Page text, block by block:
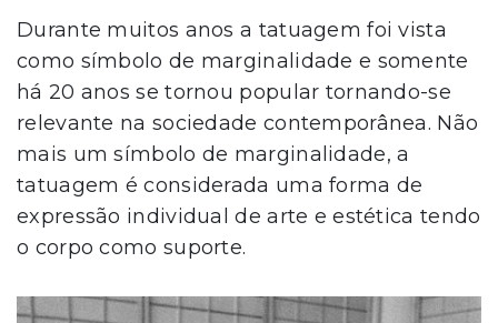
Durante muitos anos a tatuagem foi vista
como símbolo de marginalidade e somente
há 20 anos se tornou popular tornando-se
relevante na sociedade contemporânea. Não
mais um símbolo de marginalidade, a
tatuagem é considerada uma forma de
expressão individual de arte e estética tendo
o corpo como suporte.